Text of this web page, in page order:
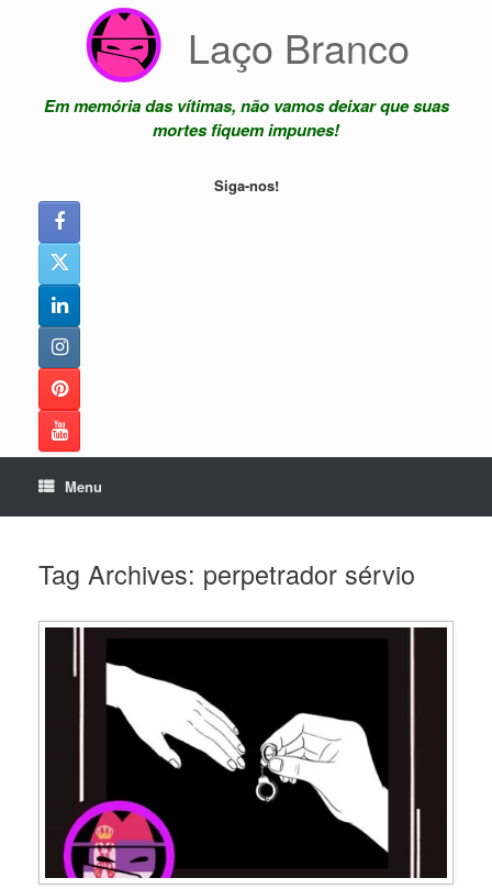
Laço Branco
Em memória das vítimas, não vamos deixar que suas
mortes fiquem impunes!
Siga-nos!
Menu
Tag Archives: perpetrador sérvio